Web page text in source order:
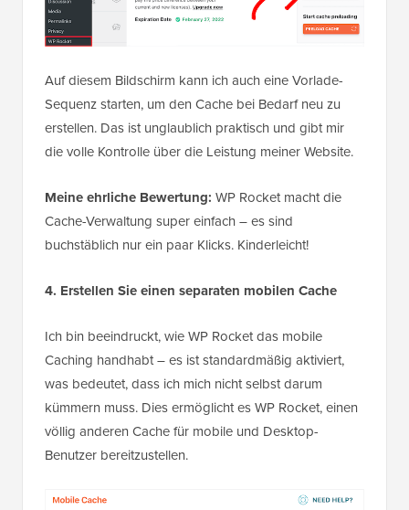
Auf diesem Bildschirm kann ich auch eine Vorlade-
Sequenz starten, um den Cache bei Bedarf neu zu
erstellen. Das ist unglaublich praktisch und gibt mir
die volle Kontrolle über die Leistung meiner Website.
Meine ehrliche Bewertung: WP Rocket macht die
Cache-Verwaltung super einfach – es sind
buchstäblich nur ein paar Klicks. Kinderleicht!
4. Erstellen Sie einen separaten mobilen Cache
Ich bin beeindruckt, wie WP Rocket das mobile
Caching handhabt – es ist standardmäßig aktiviert,
was bedeutet, dass ich mich nicht selbst darum
kümmern muss. Dies ermöglicht es WP Rocket, einen
völlig anderen Cache für mobile und Desktop-
Benutzer bereitzustellen.